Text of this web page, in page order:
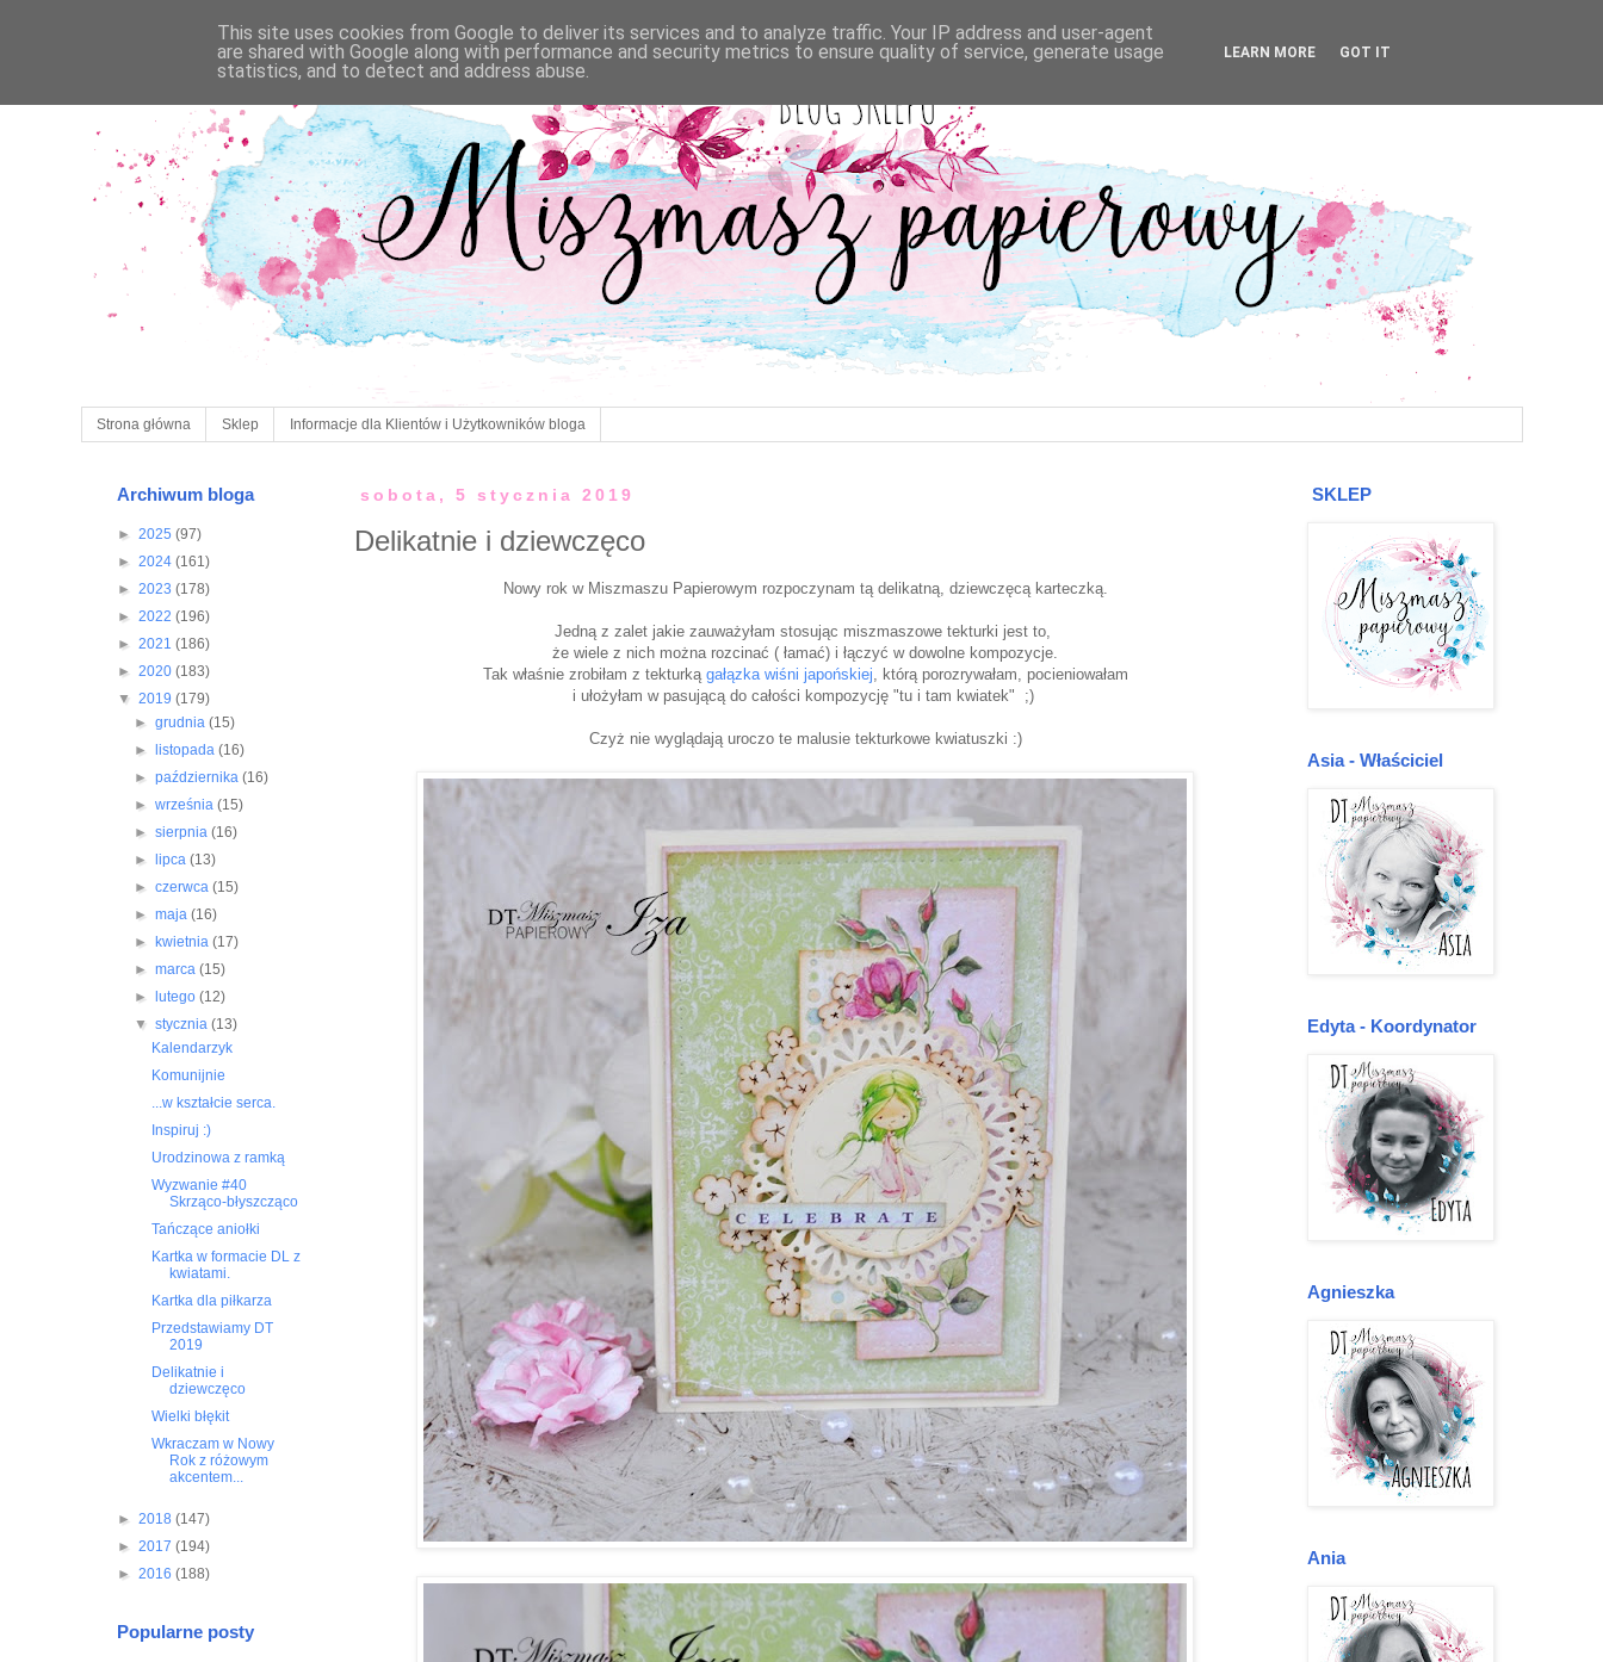
Strona główna Sklep Informacje dla Klientów i Użytkowników bloga
sobota, 5 stycznia 2019
Delikatnie i dziewczęco
Nowy rok w Miszmaszu Papierowym rozpoczynam tą delikatną, dziewczęcą karteczką.
Jedną z zalet jakie zauważyłam stosując miszmaszowe tekturki jest to,
że wiele z nich można rozcinać ( łamać) i łączyć w dowolne kompozycje.
Tak właśnie zrobiłam z tekturką gałązka wiśni japońskiej , którą porozrywałam, pocieniowałam
i ułożyłam w pasującą do całości kompozycję "tu i tam kwiatek" ;)
Czyż nie wyglądają uroczo te malusie tekturkowe kwiatuszki :)
Archiwum bloga
► 2025 (97)
► 2024 (161)
► 2023 (178)
► 2022 (196)
► 2021 (186)
► 2020 (183)
▼ 2019 (179)
► grudnia (15)
►
listopada (16)
► października (16)
► września (15)
► sierpnia (16)
►
lipca (13)
► czerwca (15)
► maja (16)
►
kwietnia (17)
► marca (15)
►
lutego (12)
▼ stycznia (13)
Kalendarzyk
Komunijnie
...w kształcie serca.
Inspiruj :)
Urodzinowa z ramką
Wyzwanie #40
Skrząco-błyszcząco
Tańczące aniołki
Kartka w formacie DL z
kwiatami.
Kartka dla piłkarza
Przedstawiamy DT
2019
Delikatnie i
dziewczęco
Wielki błękit
Wkraczam w Nowy
Rok z różowym
akcentem...
► 2018 (147)
► 2017 (194)
► 2016 (188)
Popularne posty
SKLEP
Asia - Właściciel
Edyta - Koordynator
Agnieszka
Ania
This site uses cookies from Google to deliver its services and to analyze traffic. Your IP address and user-agent
are shared with Google along with performance and security metrics to ensure quality of service, generate usage
statistics, and to detect and address abuse.
LEARN MORE GOT IT